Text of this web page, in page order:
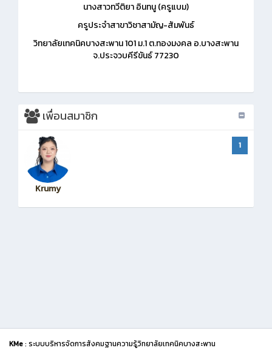
นางสาวทวีติยา อินทนู (ครูแบม)
ครูประจำสาขาวิชาสามัญ-สัมพันธ์
วิทยาลัยเทคนิคบางสะพาน 101 ม.1 ต.ทองมงคล อ.บางสะพาน
จ.ประจวบคีรีขันธ์ 77230
เพื่อนสมาชิก
Krumy
1
KMe: ระบบบริหารจัดการสังคมฐานความรู้วิทยาลัยเทคนิคบางสะพาน